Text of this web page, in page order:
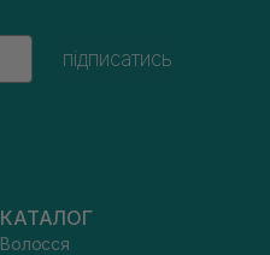
підписатись
КАТАЛОГ
Волосся